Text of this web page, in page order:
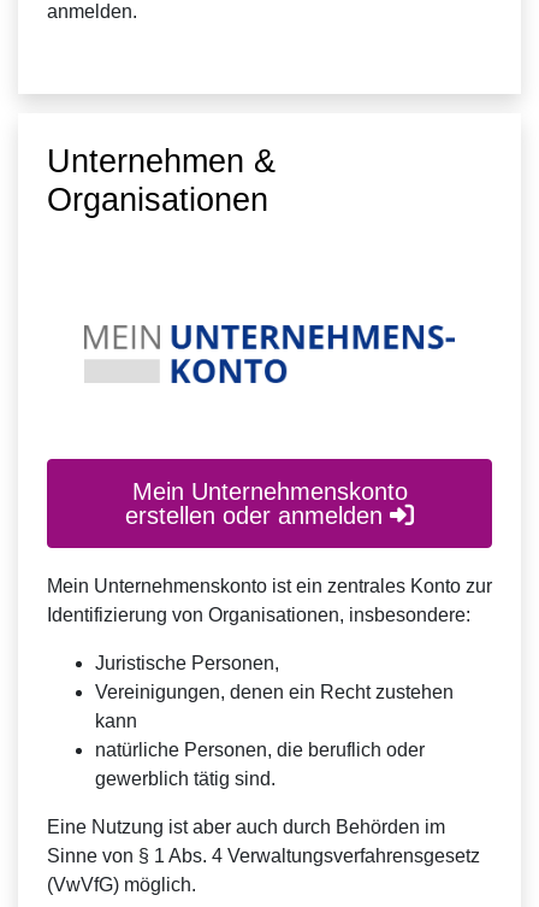
anmelden.
Unternehmen &
Organisationen
Mein Unternehmenskonto
erstellen oder anmelden
Mein Unternehmenskonto ist ein zentrales Konto zur
Identifizierung von Organisationen, insbesondere:
Juristische Personen,
Vereinigungen, denen ein Recht zustehen
kann
natürliche Personen, die beruflich oder
gewerblich tätig sind.
Eine Nutzung ist aber auch durch Behörden im
Sinne von § 1 Abs. 4 Verwaltungsverfahrensgesetz
(VwVfG) möglich.